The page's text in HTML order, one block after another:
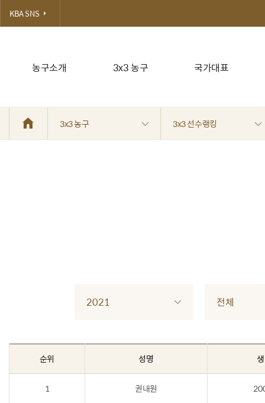
농구소개 3x3 농구 국가대표
KBA SNS
3x3 농구 3x3 선수랭킹
2021 전체
순위 성명
1 권내원